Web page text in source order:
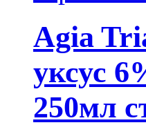
Agia
уксус
250мл